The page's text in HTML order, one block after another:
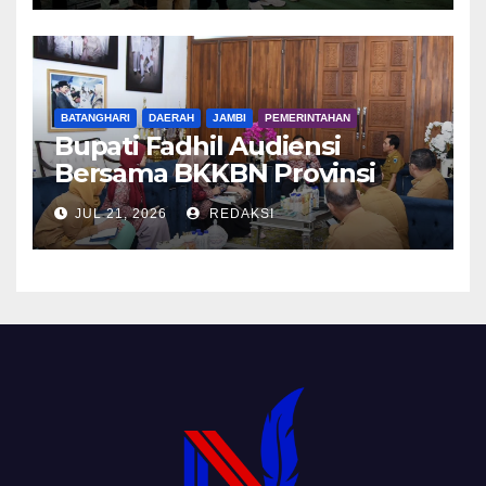
BATANGHARI DAERAH JAMBI PEMERINTAHAN
Bupati Fadhil Audiensi
Bersama BKKBN Provinsi
Jambi
JUL 21, 2026 REDAKSI